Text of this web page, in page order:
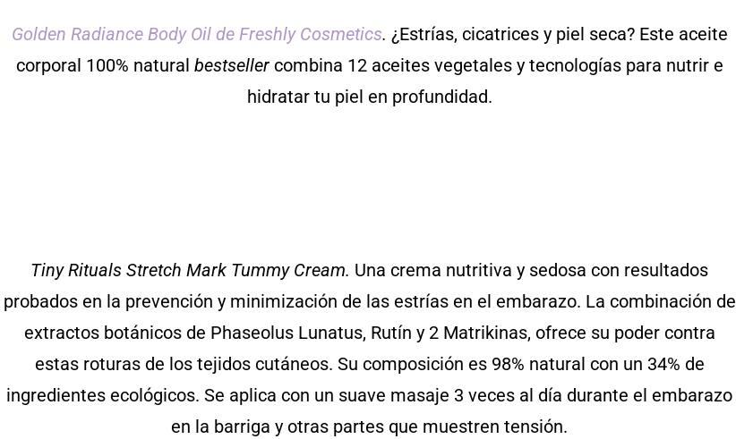
Golden Radiance Body Oil de Freshly Cosmetics. ¿Estrías, cicatrices y piel seca? Este aceite
corporal 100% natural bestsellercombina 12 aceites vegetales y tecnologías para nutrir e
hidratar tu piel en profundidad.
Tiny Rituals Stretch Mark Tummy Cream. Una crema nutritiva y sedosa con resultados
probados en la prevención y minimización de las estrías en el embarazo. La combinación de
extractos botánicos de Phaseolus Lunatus, Rutín y 2 Matrikinas, ofrece su poder contra
estas roturas de los tejidos cutáneos. Su composición es 98% natural con un 34% de
ingredientes ecológicos. Se aplica con un suave masaje 3 veces al día durante el embarazo
en la barriga y otras partes que muestren tensión.